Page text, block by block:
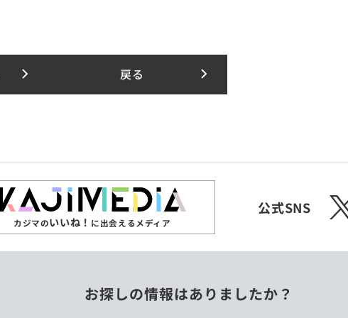
戻る
カジマのいいね！ に出会えるメディア
公式SNS X
お探しの情報はありましたか？